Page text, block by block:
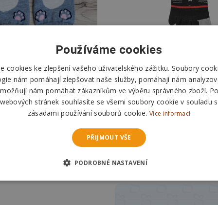
s kočičkou - šedé
- vel. uni
89 Kč
Prstové ponožky
proužkované - šedé -
99 Kč
Používáme cookies
cookies ke zlepšení vašeho uživatelského zážitku. Soubory
nám pomáhají zlepšovat naše služby, pomáhají nám
nám pomáhat zákazníkům ve výběru správného zboží.
stránek souhlasíte se všemi soubory cookie v souladu
zásadami používání souborů cookie.Více informací
PŘIJMOUT VŠE
PODROBNÉ NASTAVENÍ